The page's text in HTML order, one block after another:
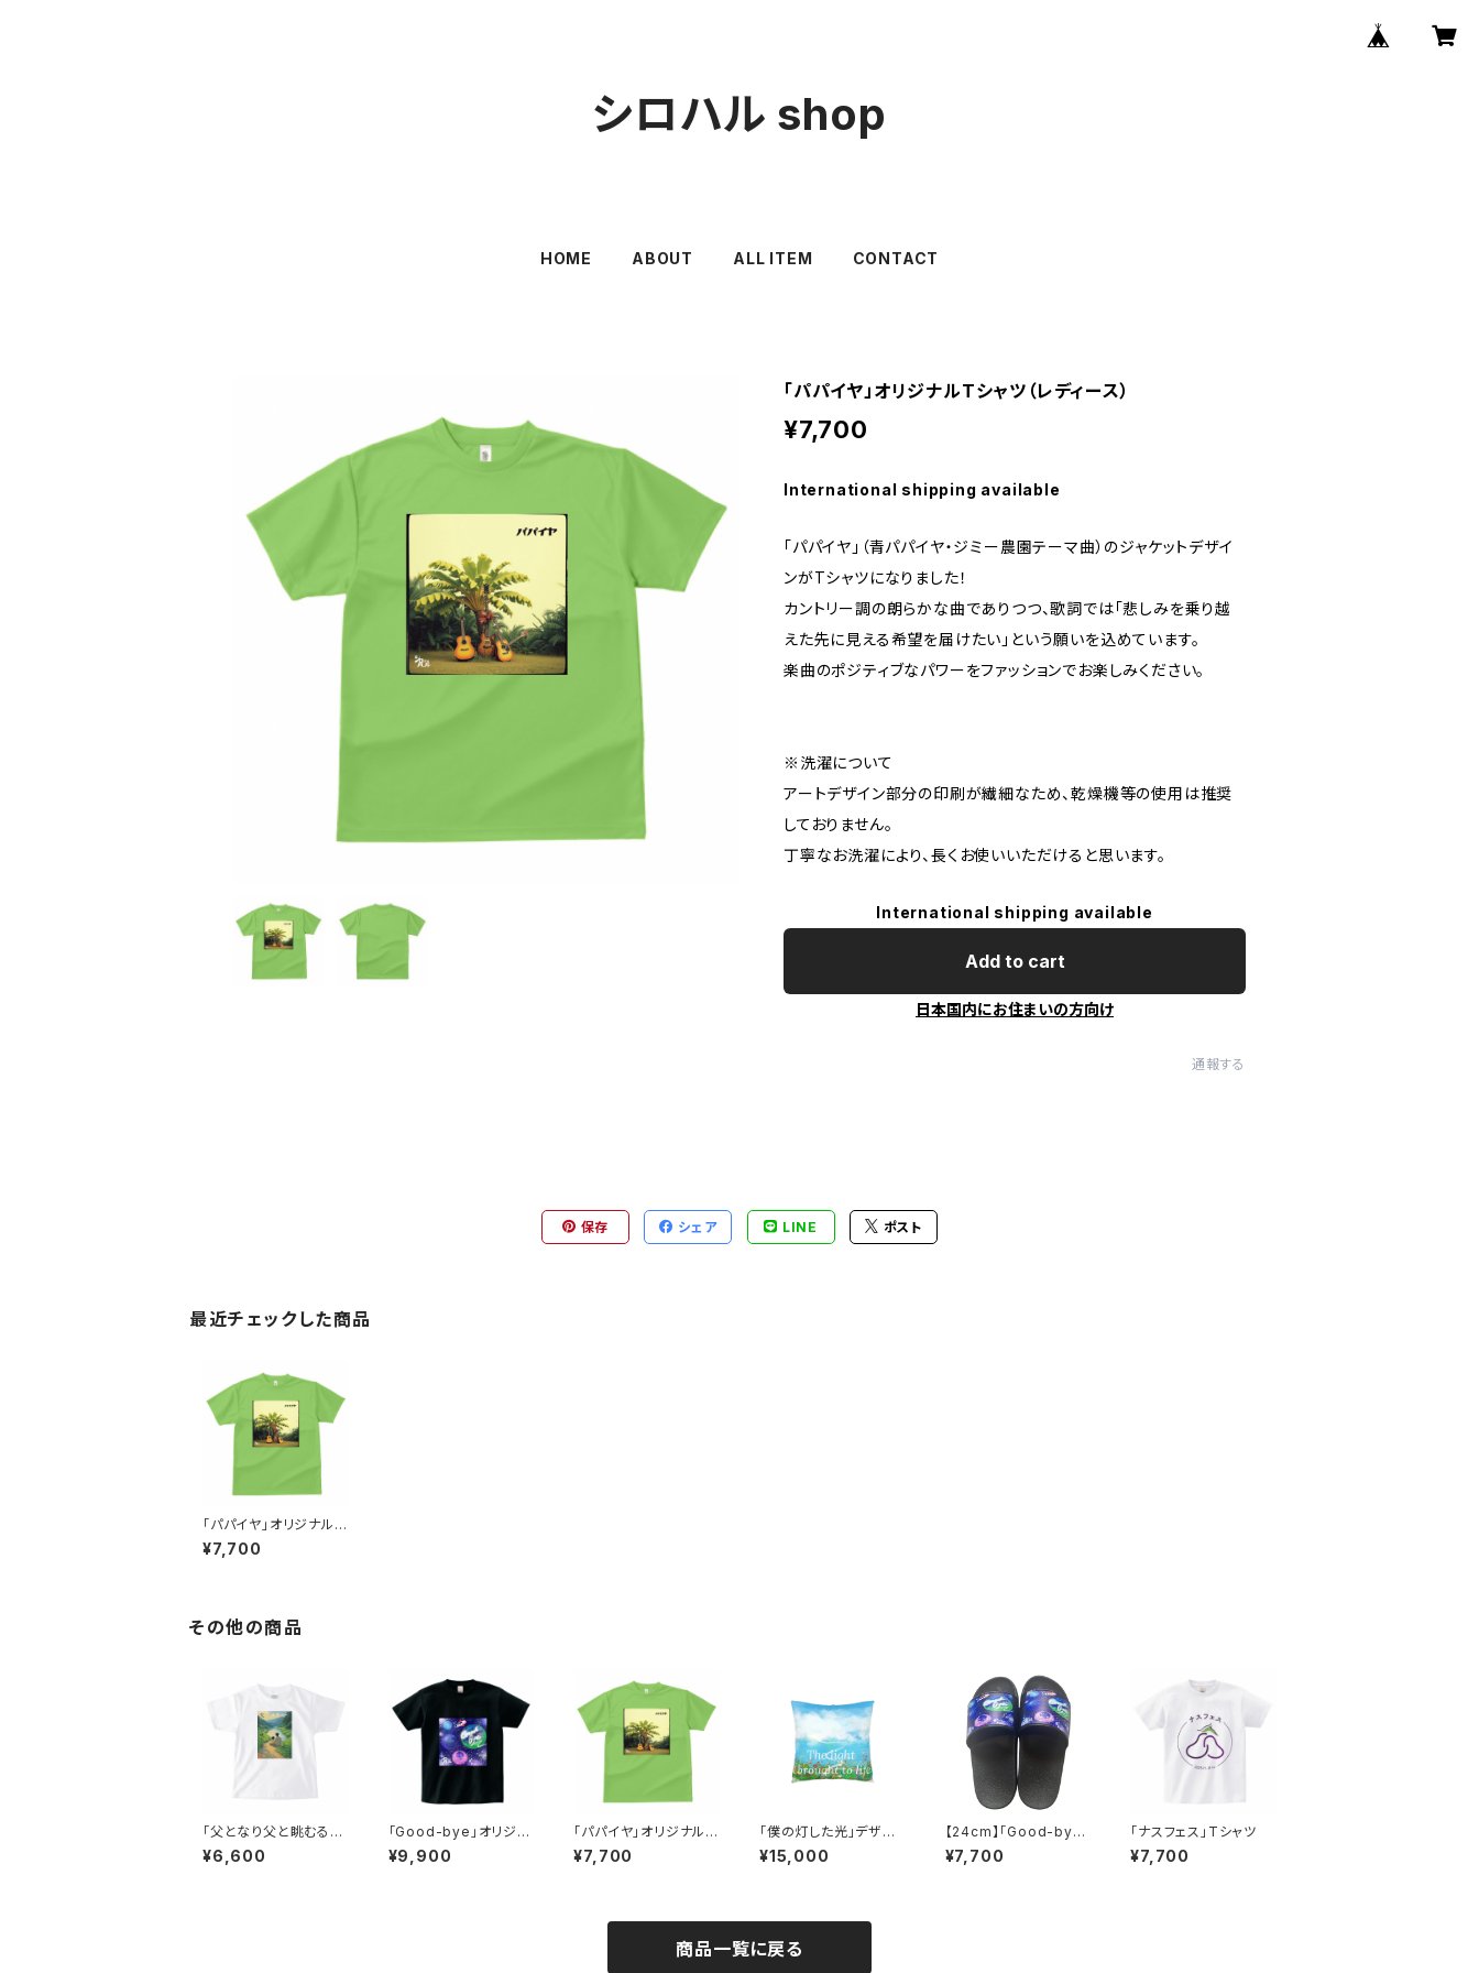
シロハル shop
HOME ABOUT ALL ITEM CONTACT
「パパイヤ」オリジナルTシャツ（レディース）
¥7,700
International shipping available
「パパイヤ」（青パパイヤ・ジミー農園テーマ曲）のジャケットデザイ
ンがTシャツになりました！
カントリー調の朗らかな曲でありつつ、歌詞では「悲しみを乗り越
えた先に見える希望を届けたい」という願いを込めています。
楽曲のポジティブなパワーをファッションでお楽しみください。
※洗濯について
アートデザイン部分の印刷が繊細なため、乾燥機等の使用は推奨
しておりません。
丁寧なお洗濯により、長くお使いいただけると思います。
International shipping available
Add to cart
日本国内にお住まいの方向け
通報する
保存 シェア LINE ポスト
最近チェックした商品
「パパイヤ」オリジナルT
シャツ（レディース）
¥7,700
その他の商品
「父となり父と眺むる蛍
かな」Mitsuru俳句キッ
ズTシャツB(筆文字by
¥6,600
「Good-bye」オリジナ
ルTシャツ（Art by Fan
tasista Mayumi）
¥9,900
「パパイヤ」オリジナルT
シャツ（レディース）
¥7,700
「僕の灯した光」デザイ
ンクッション（Art by Fa
ntasista Mayumi)
¥15,000
【24cm】「Good-bye」
オリジナルシャワーサン
ダル/Art by Fantasist
¥7,700
「ナスフェス」Tシャツ
¥7,700
商品一覧に戻る